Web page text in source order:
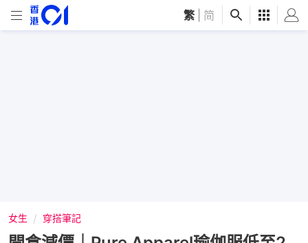
繁 简
女生 穿搭筆記